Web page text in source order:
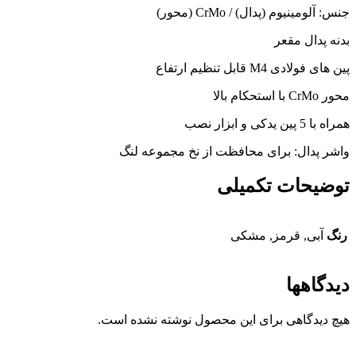
جنس: آلومینیوم (پدال) / CrMo (محور)
بدنه پدال مقعر
پین های فولادی M4 قابل تنظیم ارتفاع
محور CrMo با استحکام بالا
همراه با 5 پین یدکی و ابزار نصب
واشر پدال: برای محافظت از نخ مجموعه لنگ
توضیحات تکمیلی
رنگ آبی, قرمز, مشکی
دیدگاهها
هیچ دیدگاهی برای این محصول نوشته نشده است.